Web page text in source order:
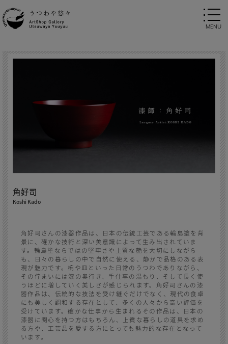
角好司
Koshi Kado
角好司さんの漆器作品は、日本の伝統工芸である輪島塗を背
景に、確かな技術と深い美意識によって生み出されていま
す。輪島塗ならではの堅牢さや上質な艶を大切にしながら
も、日々の暮らしの中で自然に使える、静かで品格のある表
現が魅力です。椀や皿といった日常のうつわでありながら、
その佇まいには漆の奥行き、手仕事の温もり、そして長く使
うほどに増していく美しさが感じられます。角好司さんの漆
器作品は、伝統的な技法を受け継ぐだけでなく、現代の食卓
にも美しく調和する存在として、多くの人々から高い評価を
受けています。確かな仕事から生まれるその作品は、日本の
漆器に関心を持つ方はもちろん、上質な暮らしの道具を求め
る方や、工芸品を愛する方にとっても魅力的な存在となって
います。